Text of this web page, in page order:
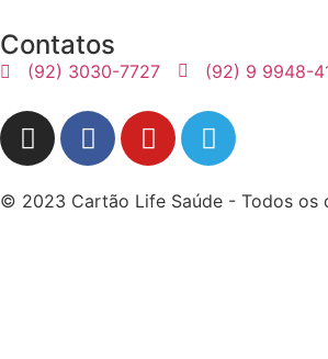
Contatos
(92) 3030-7727 (92) 9 9948-
© 2023 Cartão Life Saúde - Todos os